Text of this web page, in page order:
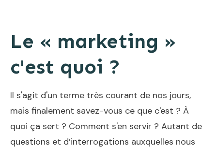
Le « marketing »
c'est quoi ?
Il s'agit d'un terme très courant de nos jours,
mais finalement savez-vous ce que c'est ? À
quoi ça sert ? Comment s'en servir ? Autant de
questions et d’interrogations auxquelles nous